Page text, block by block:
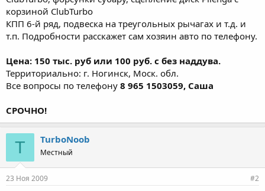
корзиной ClubTurbo
КПП 6-й ряд, подвеска на треугольных рычагах и т.д. и
т.п. Подробности расскажет сам хозяин авто по телефону.
Цена: 150 тыс. руб или 100 руб. с без наддува.
Территориально: г. Ногинск, Моск. обл.
Все вопросы по телефону 8 965 1503059, Саша
СРОЧНО!
T TurboNoob
Местный
23 Ноя 2009 #2